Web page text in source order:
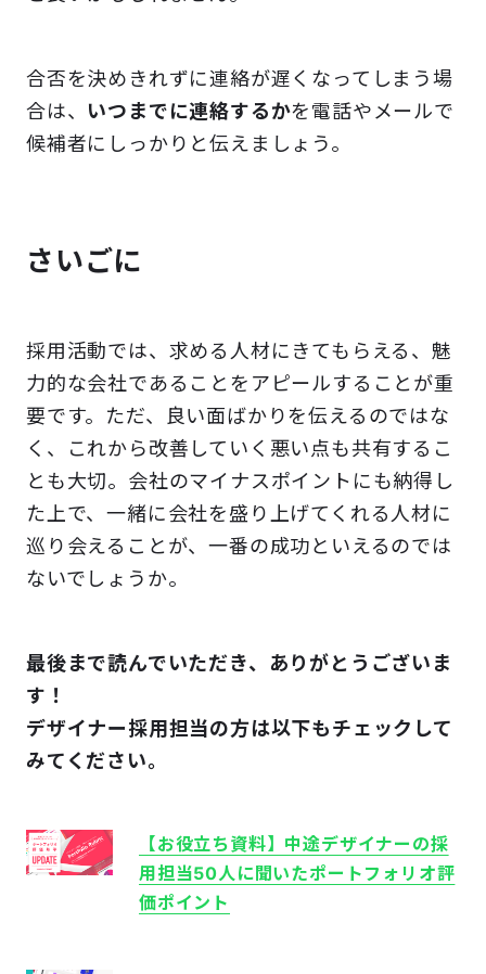
合否を決めきれずに連絡が遅くなってしまう場
合は、 いつまでに連絡するかを電話やメールで
候補者にしっかりと伝えましょう。
さいごに
採用活動では、求める人材にきてもらえる、魅
力的な会社であることをアピールすることが重
要です。ただ、良い面ばかりを伝えるのではな
く、これから改善していく悪い点も共有するこ
とも大切。会社のマイナスポイントにも納得し
た上で、一緒に会社を盛り上げてくれる人材に
巡り会えることが、一番の成功といえるのでは
ないでしょうか。
最後まで読んでいただき、ありがとうございま
す！
デザイナー採用担当の方は以下もチェックして
みてください。
【お役立ち資料】中途デザイナーの採
用担当50人に聞いたポートフォリオ評
価ポイント